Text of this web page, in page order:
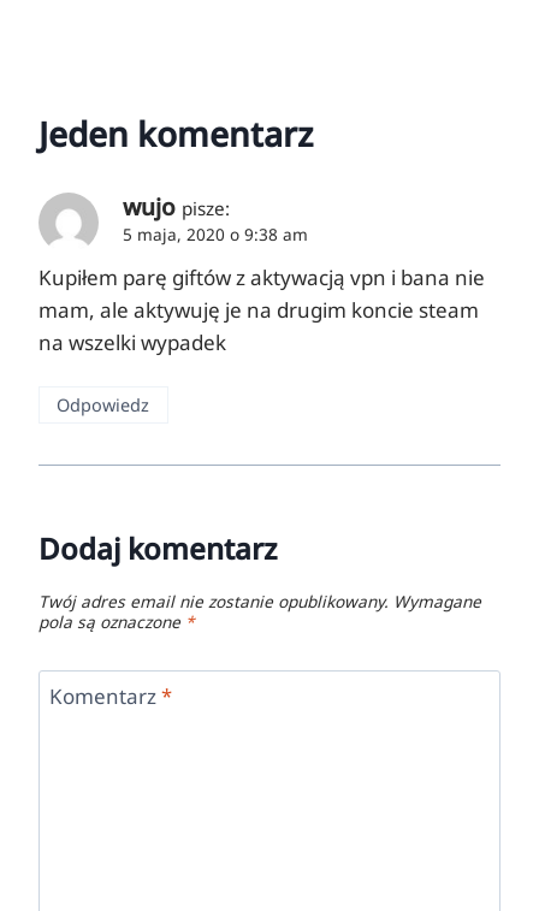
Jeden komentarz
wujo pisze:
5 maja, 2020 o 9:38 am
Kupiłem parę giftów z aktywacją vpn i bana nie
mam, ale aktywuję je na drugim koncie steam
na wszelki wypadek
Odpowiedz
Dodaj komentarz
Twój adres email nie zostanie opublikowany. Wymagane
pola są oznaczone *
Komentarz*